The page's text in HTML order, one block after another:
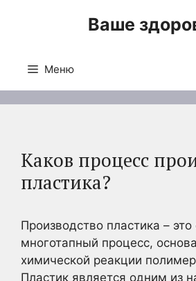
Ваше
Меню
Каков процесс
пластика?
Производство пластика –
многотапный процесс,
химической реакции
Пластик является одним из